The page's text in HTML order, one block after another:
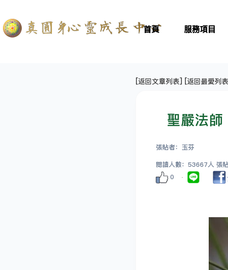
首頁 服務項目
[返回文章列表] [返回最愛列表
聖嚴法
張貼者：玉芬
閱讀人數：53667人
0